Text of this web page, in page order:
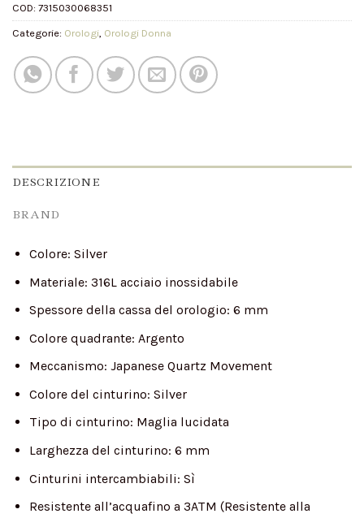
COD: 7315030068351
Categorie: Orologi Orologi Donna
DESCRIZIONE
BRAND
Colore: Silver
Materiale: 316L acciaio inossidabile
Spessore della cassa del orologio: 6 mm
Colore quadrante: Argento
Meccanismo: Japanese Quartz Movement
Colore del cinturino: Silver
Tipo di cinturino: Maglia lucidata
Larghezza del cinturino: 6 mm
Cinturini intercambiabili: Sì
Resistente all’acquafino a 3ATM (Resistente alla